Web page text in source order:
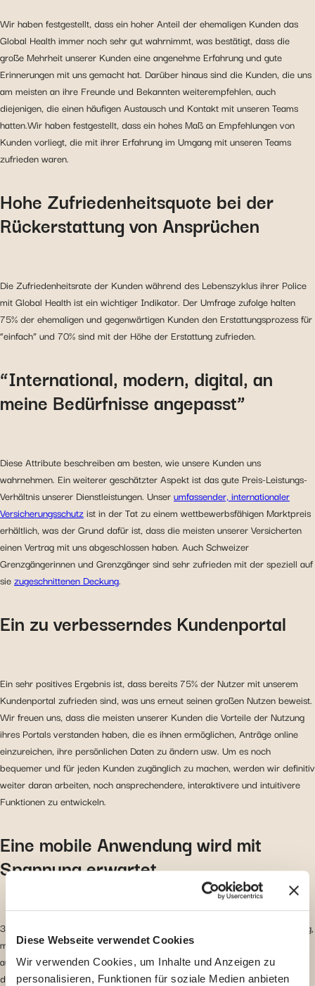
Diese Webseite verwendet Cookies
Wir verwenden Cookies, um Inhalte und Anzeigen zu
personalisieren, Funktionen für soziale Medien anbieten
Wir haben festgestellt, dass ein hoher Anteil der ehemaligen Kunden das
Global Health immer noch sehr gut wahrnimmt, was bestätigt, dass die
große Mehrheit unserer Kunden eine angenehme Erfahrung und gute
Erinnerungen mit uns gemacht hat. Darüber hinaus sind die Kunden, die uns
am meisten an ihre Freunde und Bekannten weiterempfehlen, auch
diejenigen, die einen häufigen Austausch und Kontakt mit unseren Teams
hatten.Wir haben festgestellt, dass ein hohes Maß an Empfehlungen von
Kunden vorliegt, die mit ihrer Erfahrung im Umgang mit unseren Teams
zufrieden waren.
Hohe Zufriedenheitsquote bei der
Rückerstattung von Ansprüchen
Die Zufriedenheitsrate der Kunden während des Lebenszyklus ihrer Police
mit Global Health ist ein wichtiger Indikator. Der Umfrage zufolge halten
75% der ehemaligen und gegenwärtigen Kunden den Erstattungsprozess für
“einfach” und 70% sind mit der Höhe der Erstattung zufrieden.
“International, modern, digital, an
meine Bedürfnisse angepasst”
Diese Attribute beschreiben am besten, wie unsere Kunden uns
wahrnehmen. Ein weiterer geschätzter Aspekt ist das gute Preis-Leistungs-
Verhältnis unserer Dienstleistungen. Unserumfassender, internationaler
Versicherungsschutzist in der Tat zu einem wettbewerbsfähigen Marktpreis
erhältlich, was der Grund dafür ist, dass die meisten unserer Versicherten
einen Vertrag mit uns abgeschlossen haben. Auch Schweizer
Grenzgängerinnen und Grenzgänger sind sehr zufrieden mit der speziell auf
siezugeschnittenen Deckung.
Ein zu verbesserndes Kundenportal
Ein sehr positives Ergebnis ist, dass bereits 75% der Nutzer mit unserem
Kundenportal zufrieden sind, was uns erneut seinen großen Nutzen beweist.
Wir freuen uns, dass die meisten unserer Kunden die Vorteile der Nutzung
ihres Portals verstanden haben, die es ihnen ermöglichen, Anträge online
einzureichen, ihre persönlichen Daten zu ändern usw. Um es noch
bequemer und für jeden Kunden zugänglich zu machen, werden wir definitiv
weiter daran arbeiten, noch ansprechendere, interaktivere und intuitivere
Funktionen zu entwickeln.
Eine mobile Anwendung wird mit
Spannung erwartet
37% unserer Kunden äußerten den Wunsch nach einer mobilen Anwendung,
mit der sie vom Ausland aus leichter Ansprüche einreichen und Dokumente
austauschen können. Wir haben die Botschaft verstanden und wissen, dass
der Zugang zu einer mobilen Anwendung für weltweit mobile Menschen zu